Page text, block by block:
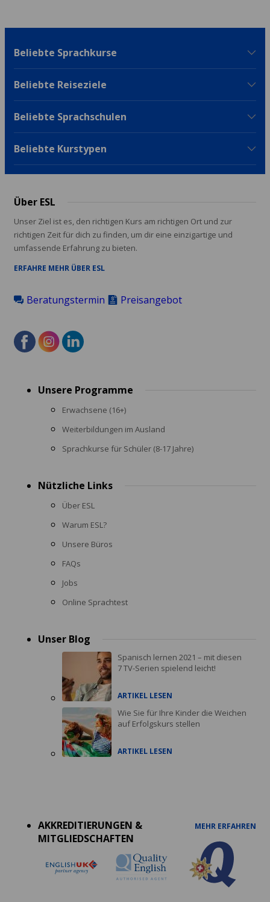
Beliebte Sprachkurse
Beliebte Reiseziele
Beliebte Sprachschulen
Beliebte Kurstypen
Über ESL
Unser Ziel ist es, den richtigen Kurs am richtigen Ort und zur
richtigen Zeit für dich zu finden, um dir eine einzigartige und
umfassende Erfahrung zu bieten.
ERFAHRE MEHR ÜBER ESL
Beratungstermin Preisangebot
menuUnsere Programme
Erwachsene (16+)
Weiterbildungen im Ausland
Sprachkurse für Schüler (8-17 Jahre)
Nützliche Links
Über ESL
Warum ESL?
Unsere Büros
FAQs
Jobs
Online Sprachtest
Unser Blog
Spanisch lernen 2021 – mit diesen
7 TV-Serien spielend leicht!
ARTIKEL LESEN
Wie Sie für Ihre Kinder die Weichen
auf Erfolgskurs stellen
ARTIKEL LESEN
AKKREDITIERUNGEN &
MITGLIEDSCHAFTEN
MEHR ERFAHREN